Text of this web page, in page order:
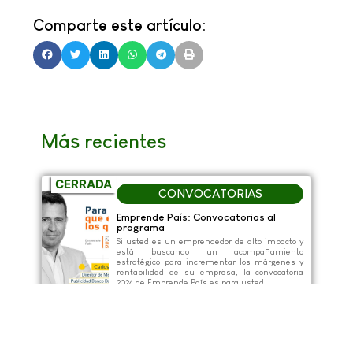
Comparte este artículo:
Más recientes
CERRADA
CONVOCATORIAS
Emprende País: Convocatorias al
programa
Si usted es un emprendedor de alto impacto y
está buscando un acompañamiento
estratégico para incrementar los márgenes y
rentabilidad de su empresa, la convocatoria
2024 de Emprende País es para usted.